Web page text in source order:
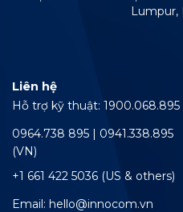
Lumpur,
Liên hệ
Hỗ trợ kỹ thuật: 1900.068.895
0964.738 895 | 0941.338.895
(VN)
+1 661 422 5036 (US & others)
Email: hello@innocom.vn